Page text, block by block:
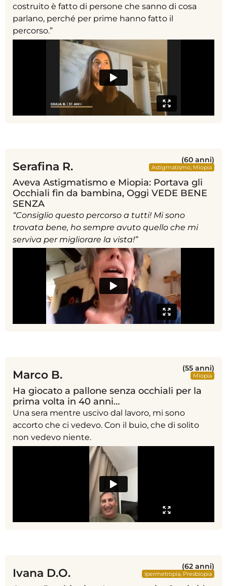
costruito è fatto di persone che sanno di cosa
parlano, perché per prime hanno fatto il
percorso.”
Serafina R. (60 anni)
Astigmatismo Miopia
Aveva Astigmatismo e Miopia: Portava gli
Occhiali fin da bambina, Oggi VEDE BENE
SENZA
“Consiglio questo percorso a tutti! Mi sono
trovata bene, ho sempre avuto quello che mi
serviva per migliorare la vista!”
Marco B. (55 anni)
Miopia
Ha giocato a pallone senza occhiali per la
prima volta in 40 anni…
Una sera mentre uscivo dal lavoro, mi sono
accorto che ci vedevo. Con il buio, che di solito
non vedevo niente.
Ivana D.O. (62 anni)
Ipermetropia Presbiopia